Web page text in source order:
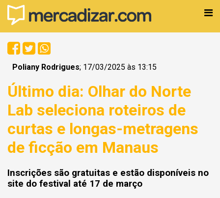
Poliany Rodrigues; 17/03/2025 às 13:15
Último dia: Olhar do Norte
Lab seleciona roteiros de
curtas e longas-metragens
de ficção em Manaus
Inscrições são gratuitas e estão disponíveis no
site do festival até 17 de março